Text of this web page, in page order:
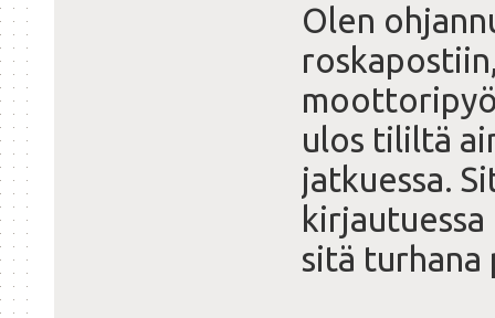
Olen
ulos tililtä
jatkuessa.
sitä turhana